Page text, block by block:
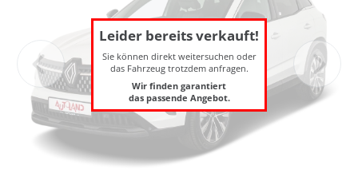
Leider bereits verkauft!
Sie können direkt weitersuchen oder
das Fahrzeug trotzdem anfragen.
Wir finden garantiert
das passende Angebot.